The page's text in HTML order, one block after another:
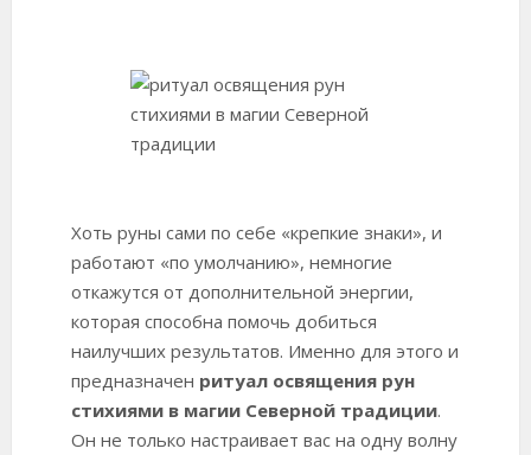
Хоть руны сами по себе «крепкие знаки», и
работают «по умолчанию», немногие
откажутся от дополнительной энергии,
которая способна помочь добиться
наилучших результатов. Именно для этого и
предназначен ритуал освящения рун
стихиями в магии Северной традиции.
Он не только настраивает вас на одну волну